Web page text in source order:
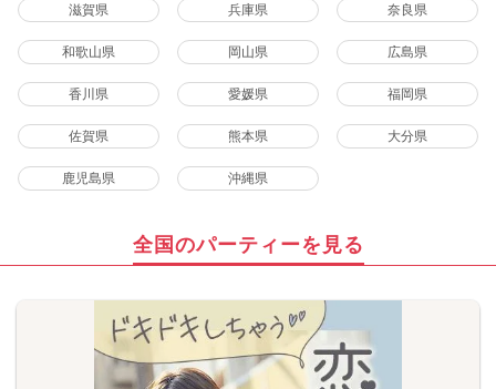
滋賀県 兵庫県 奈良県
和歌山県 岡山県 広島県
香川県 愛媛県 福岡県
佐賀県 熊本県 大分県
鹿児島県 沖縄県
全国のパーティーを見る